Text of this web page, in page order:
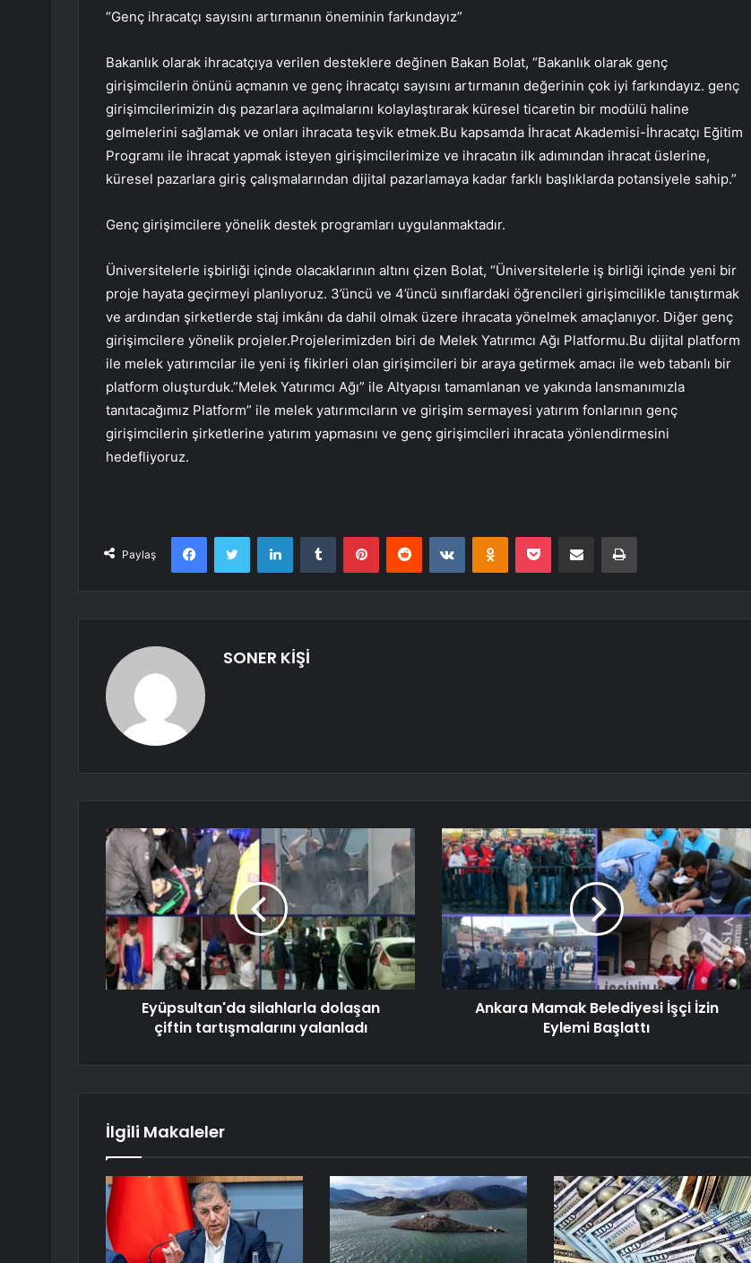
“Genç ihracatçı sayısını artırmanın öneminin farkındayız”
Bakanlık olarak ihracatçıya verilen desteklere değinen Bakan Bolat, “Bakanlık olarak genç
girişimcilerin önünü açmanın ve genç ihracatçı sayısını artırmanın değerinin çok iyi farkındayız. genç
girişimcilerimizin dış pazarlara açılmalarını kolaylaştırarak küresel ticaretin bir modülü haline
gelmelerini sağlamak ve onları ihracata teşvik etmek.Bu kapsamda İhracat Akademisi-İhracatçı Eğitim
Programı ile ihracat yapmak isteyen girişimcilerimize ve ihracatın ilk adımından ihracat üslerine,
küresel pazarlara giriş çalışmalarından dijital pazarlamaya kadar farklı başlıklarda potansiyele sahip.”
Genç girişimcilere yönelik destek programları uygulanmaktadır.
Üniversitelerle işbirliği içinde olacaklarının altını çizen Bolat, “Üniversitelerle iş birliği içinde yeni bir
proje hayata geçirmeyi planlıyoruz. 3’üncü ve 4’üncü sınıflardaki öğrencileri girişimcilikle tanıştırmak
ve ardından şirketlerde staj imkânı da dahil olmak üzere ihracata yönelmek amaçlanıyor. Diğer genç
girişimcilere yönelik projeler.Projelerimizden biri de Melek Yatırımcı Ağı Platformu.Bu dijital platform
ile melek yatırımcılar ile yeni iş fikirleri olan girişimcileri bir araya getirmek amacı ile web tabanlı bir
platform oluşturduk.”Melek Yatırımcı Ağı” ile Altyapısı tamamlanan ve yakında lansmanımızla
tanıtacağımız Platform” ile melek yatırımcıların ve girişim sermayesi yatırım fonlarının genç
girişimcilerin şirketlerine yatırım yapmasını ve genç girişimcileri ihracata yönlendirmesini
hedefliyoruz.
Paylaş
FacebookTwitter LinkedInTumblr PinterestReddit VKontakteOdnoklassniki
Pocket E-Posta ile paylaş Yazdır
SONER KİŞİ
Eyüpsultan'da silahlarla dolaşan
çiftin tartışmalarını yalanladı
Ankara Mamak Belediyesi İşçi İzin
Eylemi Başlattı
İlgili Makaleler